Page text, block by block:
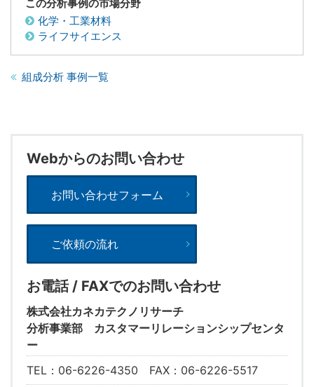
この分析事例の市場分野
化学・工業材料
ライフサイエンス
組成分析 事例一覧
Webからのお問い合わせ
お問い合わせフォーム
ご依頼の流れ
お電話 / FAXでのお問い合わせ
株式会社カネカテクノリサーチ
分析事業部 カスタマーリレーションシップセンタ
ー
TEL：06-6226-4350 FAX：06-6226-5517